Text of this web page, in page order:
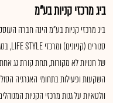
ביג מרכזי קניות בע"מ
ביג מרכזי קניות בע"מ הינה חברה
של חנויות לא מקורות, תחת קורת גג
השקעות ופעילות בתחומי האנרגיה
וולטאיות על גגות מרכזי הקניות